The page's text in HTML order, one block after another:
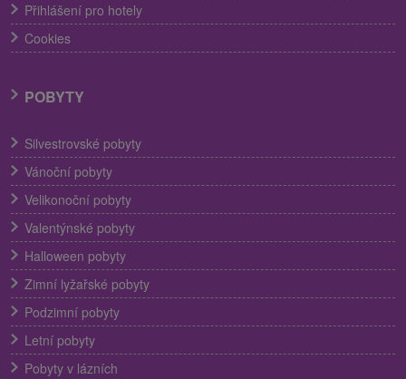
Přihlášení pro hotely
Cookies
POBYTY
Silvestrovské pobyty
Vánoční pobyty
Velikonoční pobyty
Valentýnské pobyty
Halloween pobyty
Zimní lyžařské pobyty
Podzimní pobyty
Letní pobyty
Pobyty v lázních